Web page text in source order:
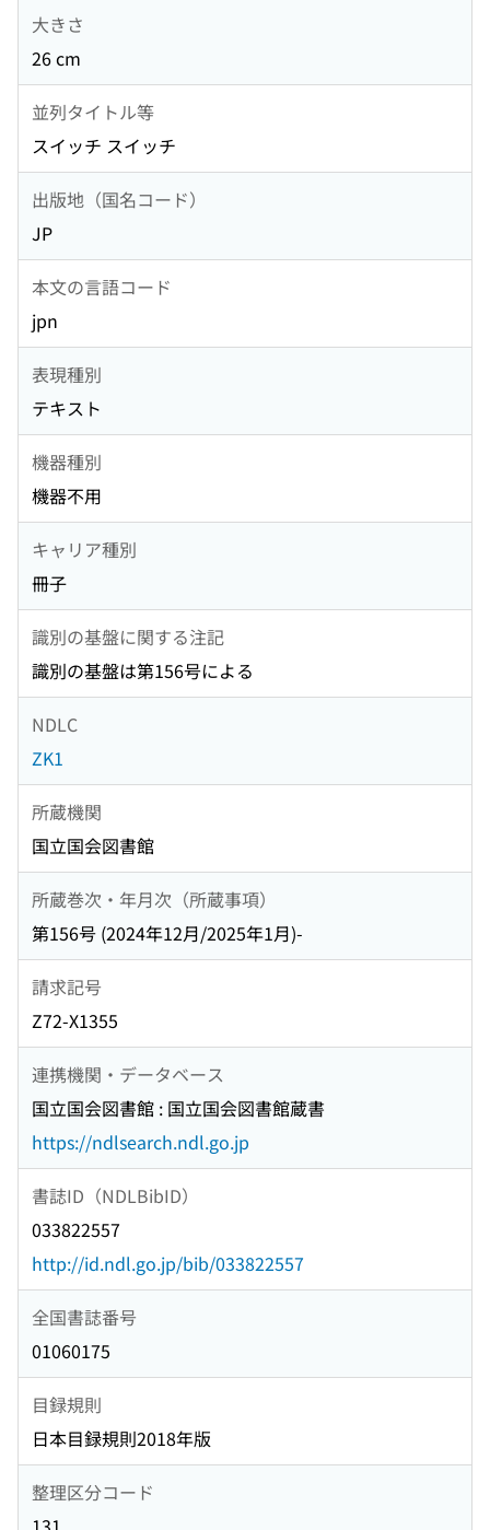
大きさ
26 cm
並列タイトル等
スイッチ スイッチ
出版地（国名コード）
JP
本文の言語コード
jpn
表現種別
テキスト
機器種別
機器不用
キャリア種別
冊子
識別の基盤に関する注記
識別の基盤は第156号による
NDLC
ZK1
所蔵機関
国立国会図書館
所蔵巻次・年月次（所蔵事項）
第156号 (2024年12月/2025年1月)-
請求記号
Z72-X1355
連携機関・データベース
国立国会図書館 : 国立国会図書館蔵書
https://ndlsearch.ndl.go.jp
書誌ID（NDLBibID）
033822557
http://id.ndl.go.jp/bib/033822557
全国書誌番号
01060175
目録規則
日本目録規則2018年版
整理区分コード